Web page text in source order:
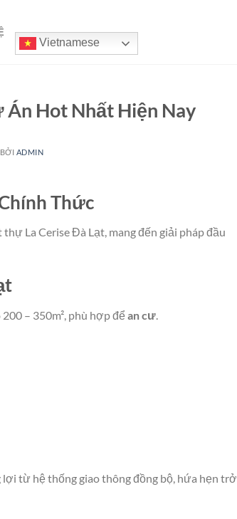
Vietnamese
Hot Nhất Hiện Nay
BỞI ADMIN
Thức
La Cerise Đà Lạt, mang đến giải pháp đầu
– 350m², phù hợp để an cư.
từ hệ thống giao thông đồng bộ, hứa hẹn trở